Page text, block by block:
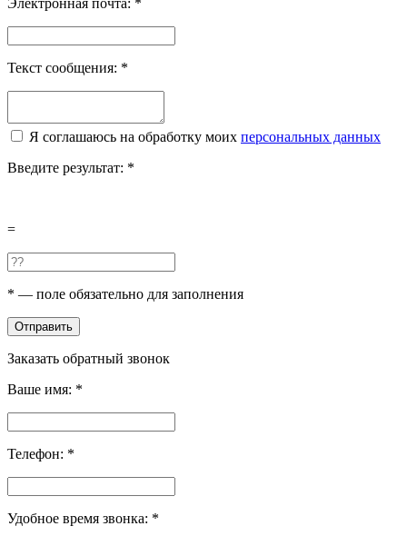
Электронная почта: *
Текст сообщения: *
Я соглашаюсь на обработку моих персональных данных
Введите результат: *
=
* — поле обязательно для заполнения
Отправить
Заказать обратный звонок
Ваше имя: *
Телефон: *
Удобное время звонка: *